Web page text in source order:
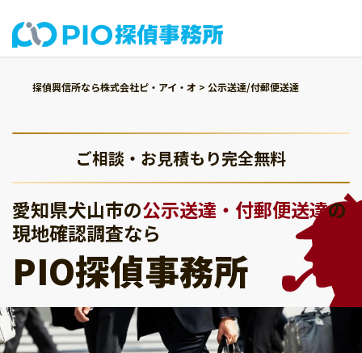
探偵興信所なら株式会社ピ・アイ・オ > 公示送達/付郵便送達
ご相談・お見積もり完全無料
愛知県犬山市の公示送達・付郵便送達の
現地確認調査なら
PIO探偵事務所